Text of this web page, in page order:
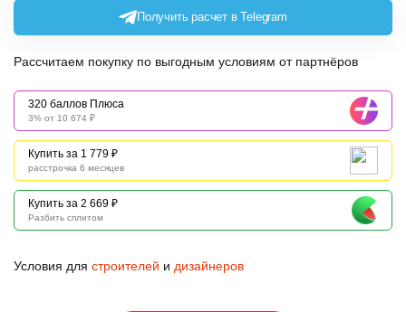
Получить расчет в Telegram
Рассчитаем покупку по выгодным условиям от партнёров
320 баллов Плюса
3% от 10 674 ₽
Купить за 1 779 ₽
расстрочка 6 месяцев
Купить за 2 669 ₽
Разбить сплитом
Условия для строителей и дизайнеров